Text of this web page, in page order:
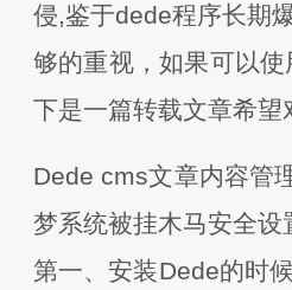
侵,鉴于dede程序长期
够的重视，如果可以
下是一篇转载文章希望
Dede cms文章内容管
梦系统被挂木马安全设
第一、安装Dede的时